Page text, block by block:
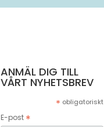
ANMÄL DIG TILL
VÅRT NYHETSBREV
* obligatoriskt
E-post *